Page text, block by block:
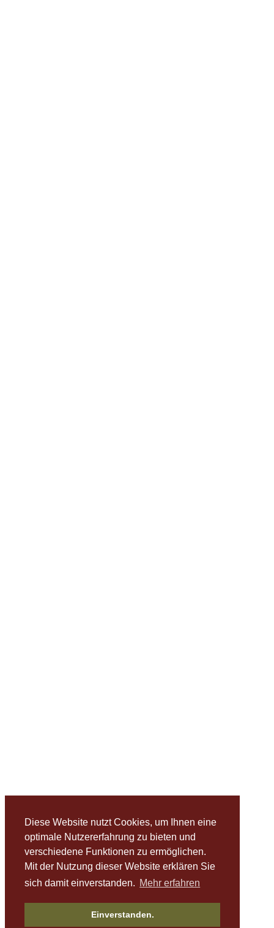
Diese Website nutzt Cookies, um Ihnen eine
optimale Nutzererfahrung zu bieten und
verschiedene Funktionen zu ermöglichen.
Mit der Nutzung dieser Website erklären Sie
sich damit einverstanden. Mehr erfahren
Einverstanden.